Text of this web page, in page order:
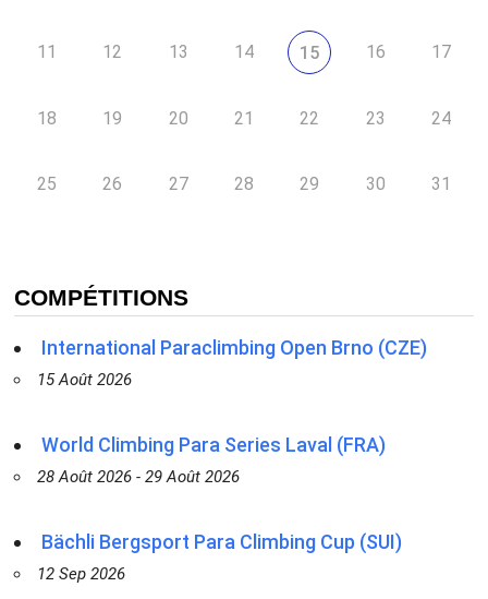
11 12 13 14 15 16 17
18 19 20 21 22 23 24
25 26 27 28 29 30 31
COMPÉTITIONS
International Paraclimbing Open Brno (CZE)
15 Août 2026
World Climbing Para Series Laval (FRA)
28 Août 2026 - 29 Août 2026
Bächli Bergsport Para Climbing Cup (SUI)
12 Sep 2026